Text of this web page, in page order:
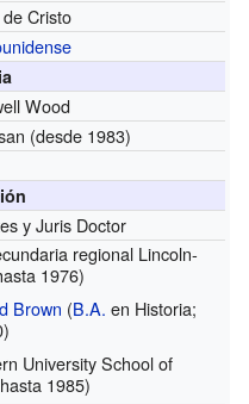
Cristo
Wood
(desde 1983)
y Juris Doctor
regional Lincoln-
1976)
Brown (B.A. en Historia;
University School of
1985)